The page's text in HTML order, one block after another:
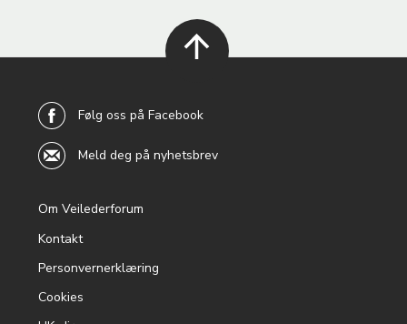
menu
Om Veilederforum
Kontakt
Personvernerklæring
Cookies
Følg oss på Facebook
Meld deg på nyhetsbrev